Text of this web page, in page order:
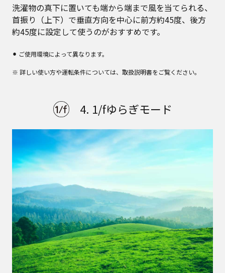
洗濯物の真下に置いても端から端まで風を当てられる、
首振り（上下）で垂直方向を中心に前方約45度、後方
約45度に設定して使うのがおすすめです。
⚫︎ ご使用環境によって異なります。
※ 詳しい使い方や運転条件については、取扱説明書をご覧ください。
4. 1/fゆらぎモード